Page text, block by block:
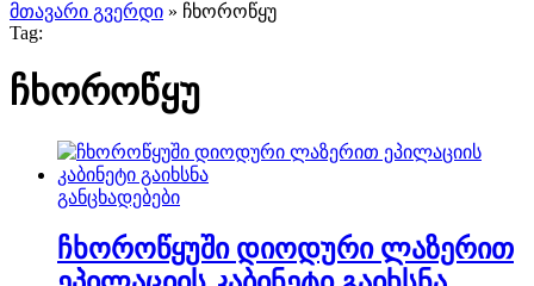
მთავარი გვერდი » ჩხოროწყუ
Tag:
ჩხოროწყუ
განცხადებები
ჩხოროწყუში დიოდური ლაზერით